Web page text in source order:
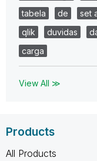
tabela
de set
qlik
duvidas
carga
View All ≫
Products
All Products